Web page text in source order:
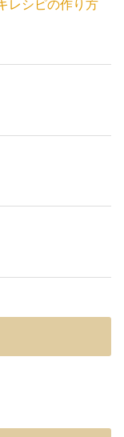
レシピの作り方